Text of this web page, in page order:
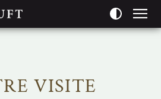
VISITE